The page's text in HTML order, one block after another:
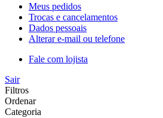
Meus pedidos
Trocas e cancelamentos
Dados pessoais
Alterar e-mail ou telefone
Fale com lojista
Sair
Filtros
Ordenar
Categoria